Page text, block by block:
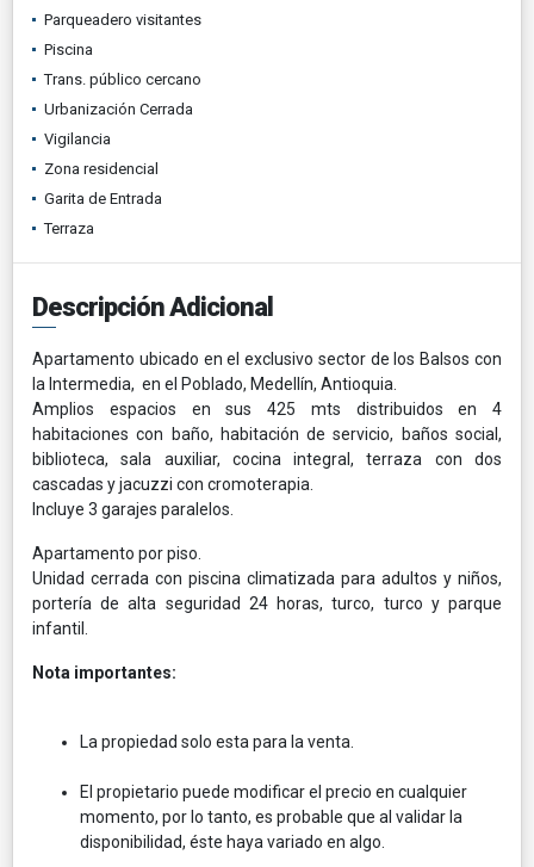
Parqueadero visitantes
Piscina
Trans. público cercano
Urbanización Cerrada
Vigilancia
Zona residencial
Garita de Entrada
Terraza
Descripción Adicional
Apartamento ubicado en el exclusivo sector de los Balsos con
la Intermedia, en el Poblado, Medellín, Antioquia.
Amplios espacios en sus 425 mts distribuidos en 4
habitaciones con baño, habitación de servicio, baños social,
biblioteca, sala auxiliar, cocina integral, terraza con dos
cascadas y jacuzzi con cromoterapia.
Incluye 3 garajes paralelos.
Apartamento por piso.
Unidad cerrada con piscina climatizada para adultos y niños,
portería de alta seguridad 24 horas, turco, turco y parque
infantil.
Nota importantes:
La propiedad solo esta para la venta.
El propietario puede modificar el precio en cualquier
momento, por lo tanto, es probable que al validar la
disponibilidad, éste haya variado en algo.